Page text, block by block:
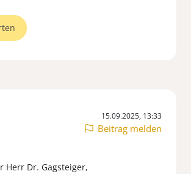
15.09.2025, 13:33
Beitrag melden
Herr Dr. Gagsteiger,